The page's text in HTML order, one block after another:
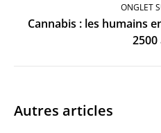
ONGLET
Cannabis : les humains
2500
Autres articles